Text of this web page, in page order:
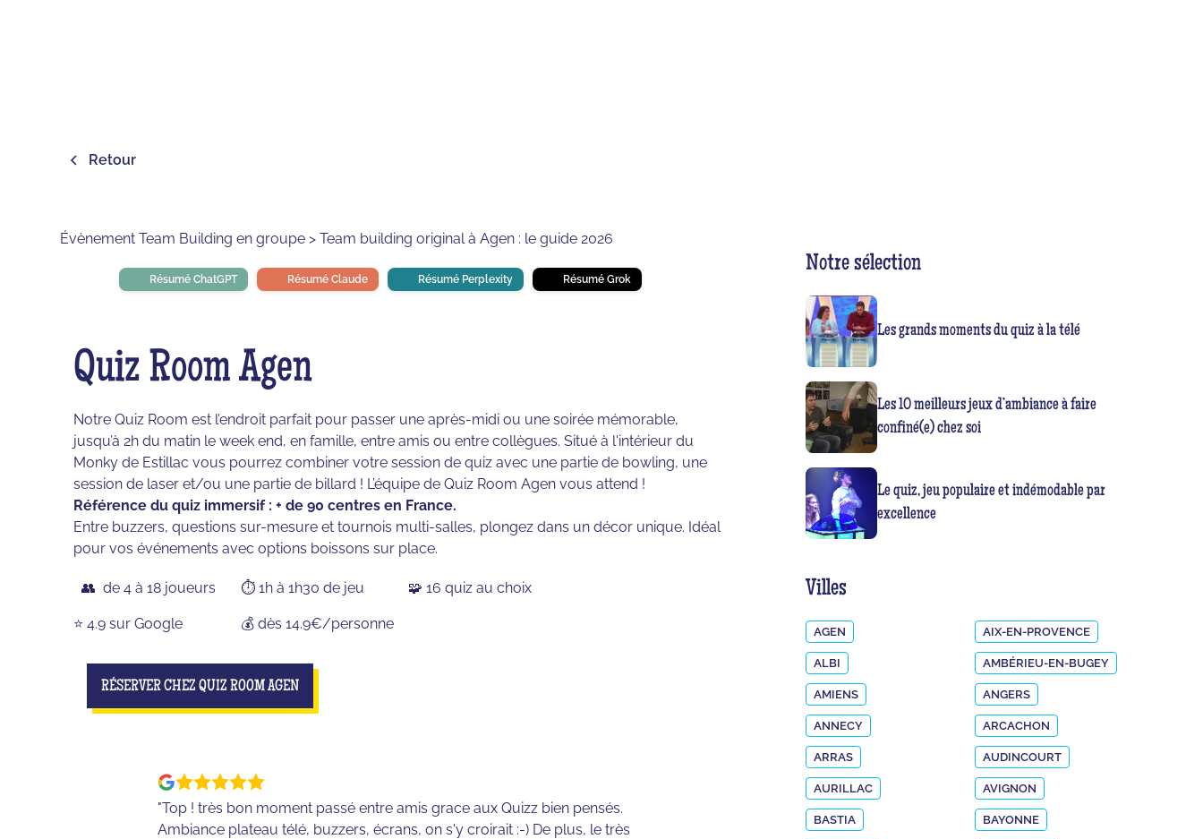
Retour
Évènement Team Building en groupe > Team building original à Agen : le guide 2026
Résumé ChatGPT Résumé Claude Résumé Perplexity Résumé Grok
Quiz Room Agen
RÉSERVER CHEZ QUIZ ROOM AGEN
Notre Quiz Room est l’endroit parfait pour passer une après-midi ou une soirée mémorable,
jusqu’à 2h du matin le week end, en famille, entre amis ou entre collègues. Situé à l'intérieur du
Monky de Estillac vous pourrez combiner votre session de quiz avec une partie de bowling, une
session de laser et/ou une partie de billard ! L’équipe de Quiz Room Agen vous attend !
Référence du quiz immersif : + de 90 centres en France.
Entre buzzers, questions sur-mesure et tournois multi-salles, plongez dans un décor unique. Idéal
pour vos événements avec options boissons sur place.
👥 de 4 à 18 joueurs ⏱️ 1h à 1h30 de jeu 🧩 16 quiz au choix
⭐️ 4.9 sur Google 💰 dès 14.9€/personne
"Top ! très bon moment passé entre amis grace aux Quizz bien pensés.
Ambiance plateau télé, buzzers, écrans, on s'y croirait :-) De plus, le très
Notre sélection
Les grands moments du quiz à la télé
Les 10 meilleurs jeux d’ambiance à faire
confiné(e) chez soi
Le quiz, jeu populaire et indémodable par
excellence
Villes
AGEN AIX-EN-PROVENCE
ALBI AMBÉRIEU-EN-BUGEY
AMIENS ANGERS
ANNECY ARCACHON
ARRAS AUDINCOURT
AURILLAC AVIGNON
BASTIA BAYONNE